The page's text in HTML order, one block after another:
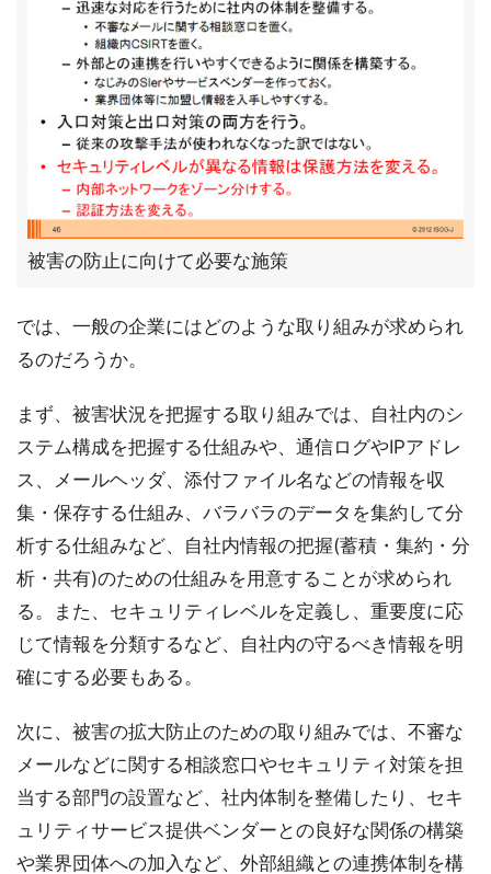
被害の防止に向けて必要な施策
では、一般の企業にはどのような取り組みが求められ
るのだろうか。
まず、被害状況を把握する取り組みでは、自社内のシ
ステム構成を把握する仕組みや、通信ログやIPアドレ
ス、メールヘッダ、添付ファイル名などの情報を収
集・保存する仕組み、バラバラのデータを集約して分
析する仕組みなど、自社内情報の把握(蓄積・集約・分
析・共有)のための仕組みを用意することが求められ
る。また、セキュリティレベルを定義し、重要度に応
じて情報を分類するなど、自社内の守るべき情報を明
確にする必要もある。
次に、被害の拡大防止のための取り組みでは、不審な
メールなどに関する相談窓口やセキュリティ対策を担
当する部門の設置など、社内体制を整備したり、セキ
ュリティサービス提供ベンダーとの良好な関係の構築
や業界団体への加入など、外部組織との連携体制を構